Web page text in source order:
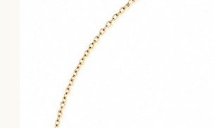
Το καλάθι αγορών είναι άδειο!